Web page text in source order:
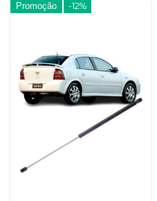
Promoção -12%